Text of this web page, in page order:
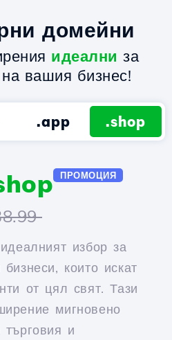
домейни
идеални за
вашия бизнес!
.app .shop
ПРОМОЦИЯ
избор за
които искат
от цял свят. Тази
мигновено
и